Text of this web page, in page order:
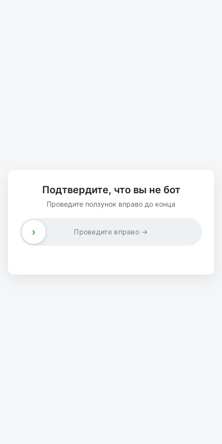
Подтвердите, что вы не бот
Проведите ползунок вправо до конца
Проведите вправо →
›